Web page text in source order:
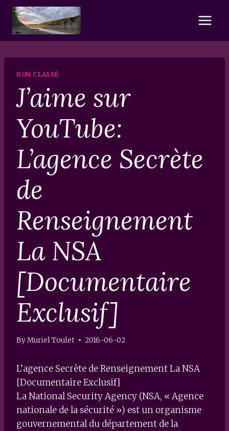
Skip
content
NON CLASSÉ
J’aime sur
YouTube:
L’agence Secrète
de
Renseignement
La NSA
[Documentaire
Exclusif]
ByMuriel Toulet 2016-06-02
L’agence Secrète de Renseignement La NSA
[Documentaire Exclusif]
La National Security Agency (NSA, « Agence
nationale de la sécurité ») est un organisme
gouvernemental du département de la